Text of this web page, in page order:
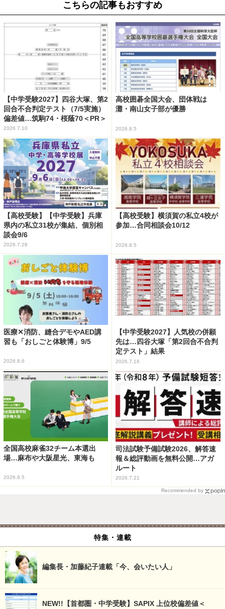
こちらの記事もおすすめ
【中学受験2027】四谷大塚、第2
回合不合判定テスト（7/5実施）
偏差値…筑駒74・桜蔭70＜PR＞
2026.7.10
高校囲碁全国大会、団体戦は
灘・南山女子部が優勝
2026.8.5
【高校受験】【中学受験】兵庫
県内の私立31校が集結、個別相
談会9/6
2026.7.28
【高校受験】横須賀の私立4校が
参加…合同相談会10/12
2026.8.5
医療✕消防、縫合デモやAED講
習も「おしごと体験博」9/5
2026.8.6
【中学受験2027】人気校の併願
先は…四谷大塚「第2回合不合判
定テスト」結果
2026.7.16
全国高校麻雀32チーム本選出
場…麻布や大阪星光、東海も
2026.8.5
司法試験予備試験2026、解答速
報＆総評動画を無料公開…アガ
ルート
2026.7.21
Recommended by
特集・連載
編集長・加藤紀子連載「今、会いたい人」
NEW!!【首都圏・中学受験】SAPIX 上位校偏差値＜